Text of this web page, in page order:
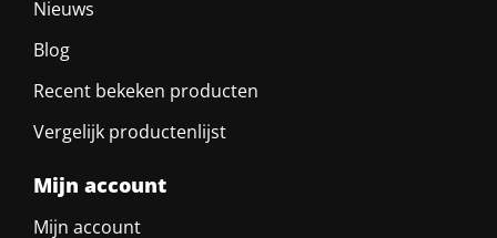
Nieuws
Blog
Recent bekeken producten
Vergelijk productenlijst
Mijn account
Mijn account